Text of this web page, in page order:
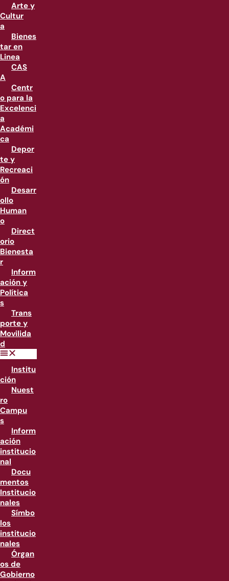
Arte y
Cultur
a
Bienes
tar en
Linea
CAS
A
Centr
o para la
Excelenci
a
Académi
ca
Depor
te y
Recreaci
ón
Desarr
ollo
Human
o
Direct
orio
Bienesta
r
Inform
ación y
Política
s
Trans
porte y
Movilida
d
Institu
ción
Nuest
ro
Campu
s
Inform
ación
institucio
nal
Docu
mentos
Institucio
nales
Símbo
los
institucio
nales
Órgan
os de
Gobierno